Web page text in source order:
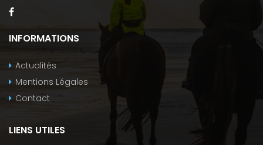
INFORMATIONS
Actualités
Mentions Légales
Contact
LIENS UTILES